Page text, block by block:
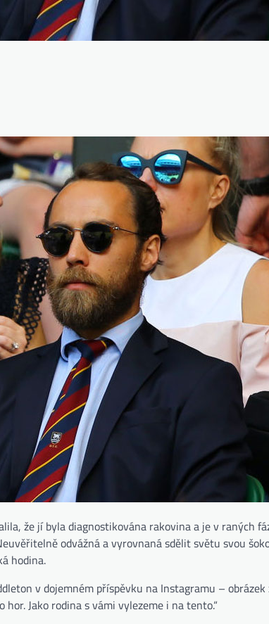
že jí byla diagnostikována rakovina a je v raných
odvážná a vyrovnaná sdělit světu svou
hodina.
v dojemném příspěvku na Instagramu –
Jako rodina s vámi vylezeme i na tento.“